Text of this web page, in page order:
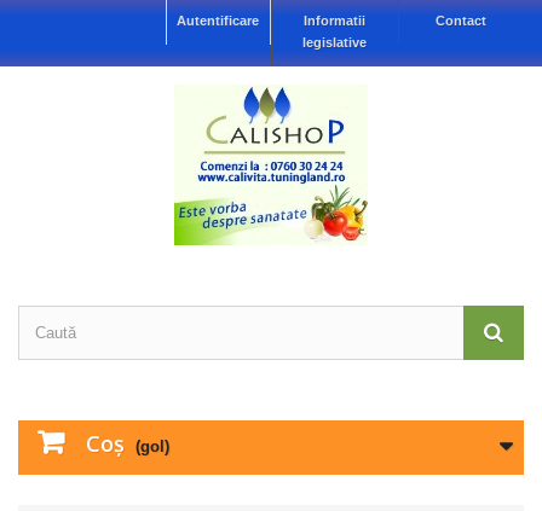
Contact
Informatii
legislative
Autentificare
Coş (gol)